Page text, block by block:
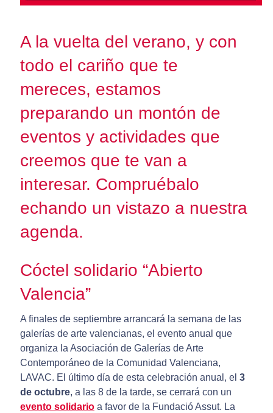
A la vuelta del verano, y con
todo el cariño que te
mereces, estamos
preparando un montón de
eventos y actividades que
creemos que te van a
interesar. Compruébalo
echando un vistazo a nuestra
agenda.
Cóctel solidario “Abierto
Valencia”
A finales de septiembre arrancará la semana de las
galerías de arte valencianas, el evento anual que
organiza la Asociación de Galerías de Arte
Contemporáneo de la Comunidad Valenciana,
LAVAC. El último día de esta celebración anual, el 3
de octubre, a las 8 de la tarde, se cerrará con un
evento solidarioa favor de la Fundació Assut. La